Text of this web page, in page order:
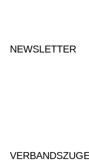
NEWSLETTER